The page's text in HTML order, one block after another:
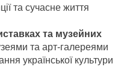
та сучасне життя
та музейних
та арт-галереями
української культури